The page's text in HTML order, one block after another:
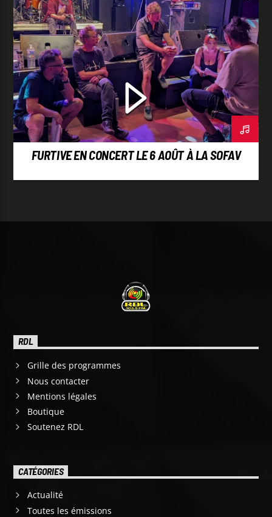
FURTIVE EN CONCERT LE 6 AOÛT À LA SOFAV
RDL
Grille des programmes
Nous contacter
Mentions légales
Boutique
Soutenez RDL
CATÉGORIES
Actualité
Toutes les émissions